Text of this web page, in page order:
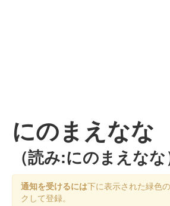
にのまえなな
（読み:にのまえなな
通知を受けるには下に表示された緑色
クして登録。